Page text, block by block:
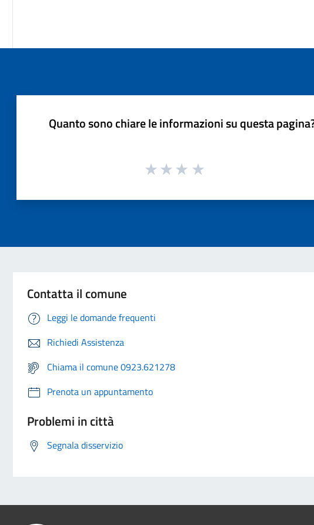
Quanto sono chiare le informazioni su questa
Contatta il comune
Leggi le domande frequenti
Richiedi Assistenza
Chiama il comune 0923.621278
Prenota un appuntamento
Problemi in città
Segnala disservizio